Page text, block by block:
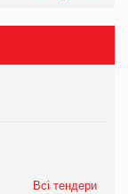
Всі тендери